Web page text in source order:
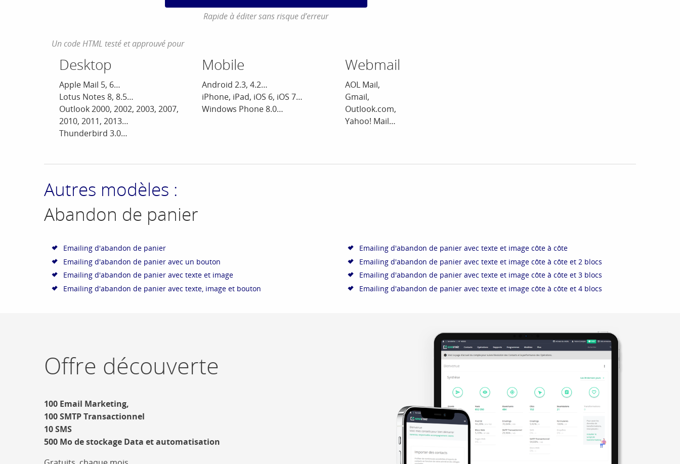
Rapide à éditer sans risque d’erreur
Un code HTML testé et approuvé pour
Desktop
Apple Mail 5, 6…
Lotus Notes 8, 8.5…
Outlook 2000, 2002, 2003, 2007,
2010, 2011, 2013…
Thunderbird 3.0…
Mobile
Android 2.3, 4.2…
iPhone, iPad, iOS 6, iOS 7…
Windows Phone 8.0…
Webmail
AOL Mail,
Gmail,
Outlook.com,
Yahoo! Mail…
Autres modèles :
Abandon de panier
Emailing d'abandon de panier
Emailing d'abandon de panier avec un bouton
Emailing d'abandon de panier avec texte et image
Emailing d'abandon de panier avec texte, image et bouton
Emailing d'abandon de panier avec texte et image côte à côte
Emailing d'abandon de panier avec texte et image côte à côte et 2 blocs
Emailing d'abandon de panier avec texte et image côte à côte et 3 blocs
Emailing d'abandon de panier avec texte et image côte à côte et 4 blocs
Offre découverte
100 Email Marketing,
100 SMTP Transactionnel
10 SMS
500 Mo de stockage Data et automatisation